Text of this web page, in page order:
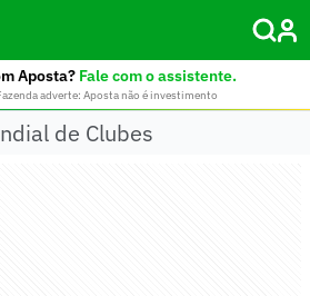
Aposta? Fale com o assistente.
adverte: Aposta não é investimento
de Clubes